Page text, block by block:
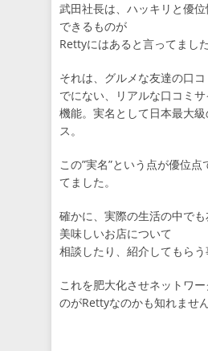
武田社長は、ハッキリと優
できるものが
Rettyにはあると言ってました
それは、グルメな友達の口
でにない、リアルな口コミ
機能。実名として日本最大
ス。
この”実名”という点が優位
てました。
確かに、実際の生活の中でも
美味しいお店について
相談したり、紹介してもらう
これを肥大化させネットワ
のがRettyなのかも知れません